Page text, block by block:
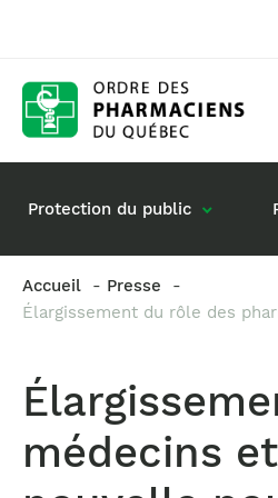
Protection du public
Accueil
Presse
Élargissement du rôle des
médecins